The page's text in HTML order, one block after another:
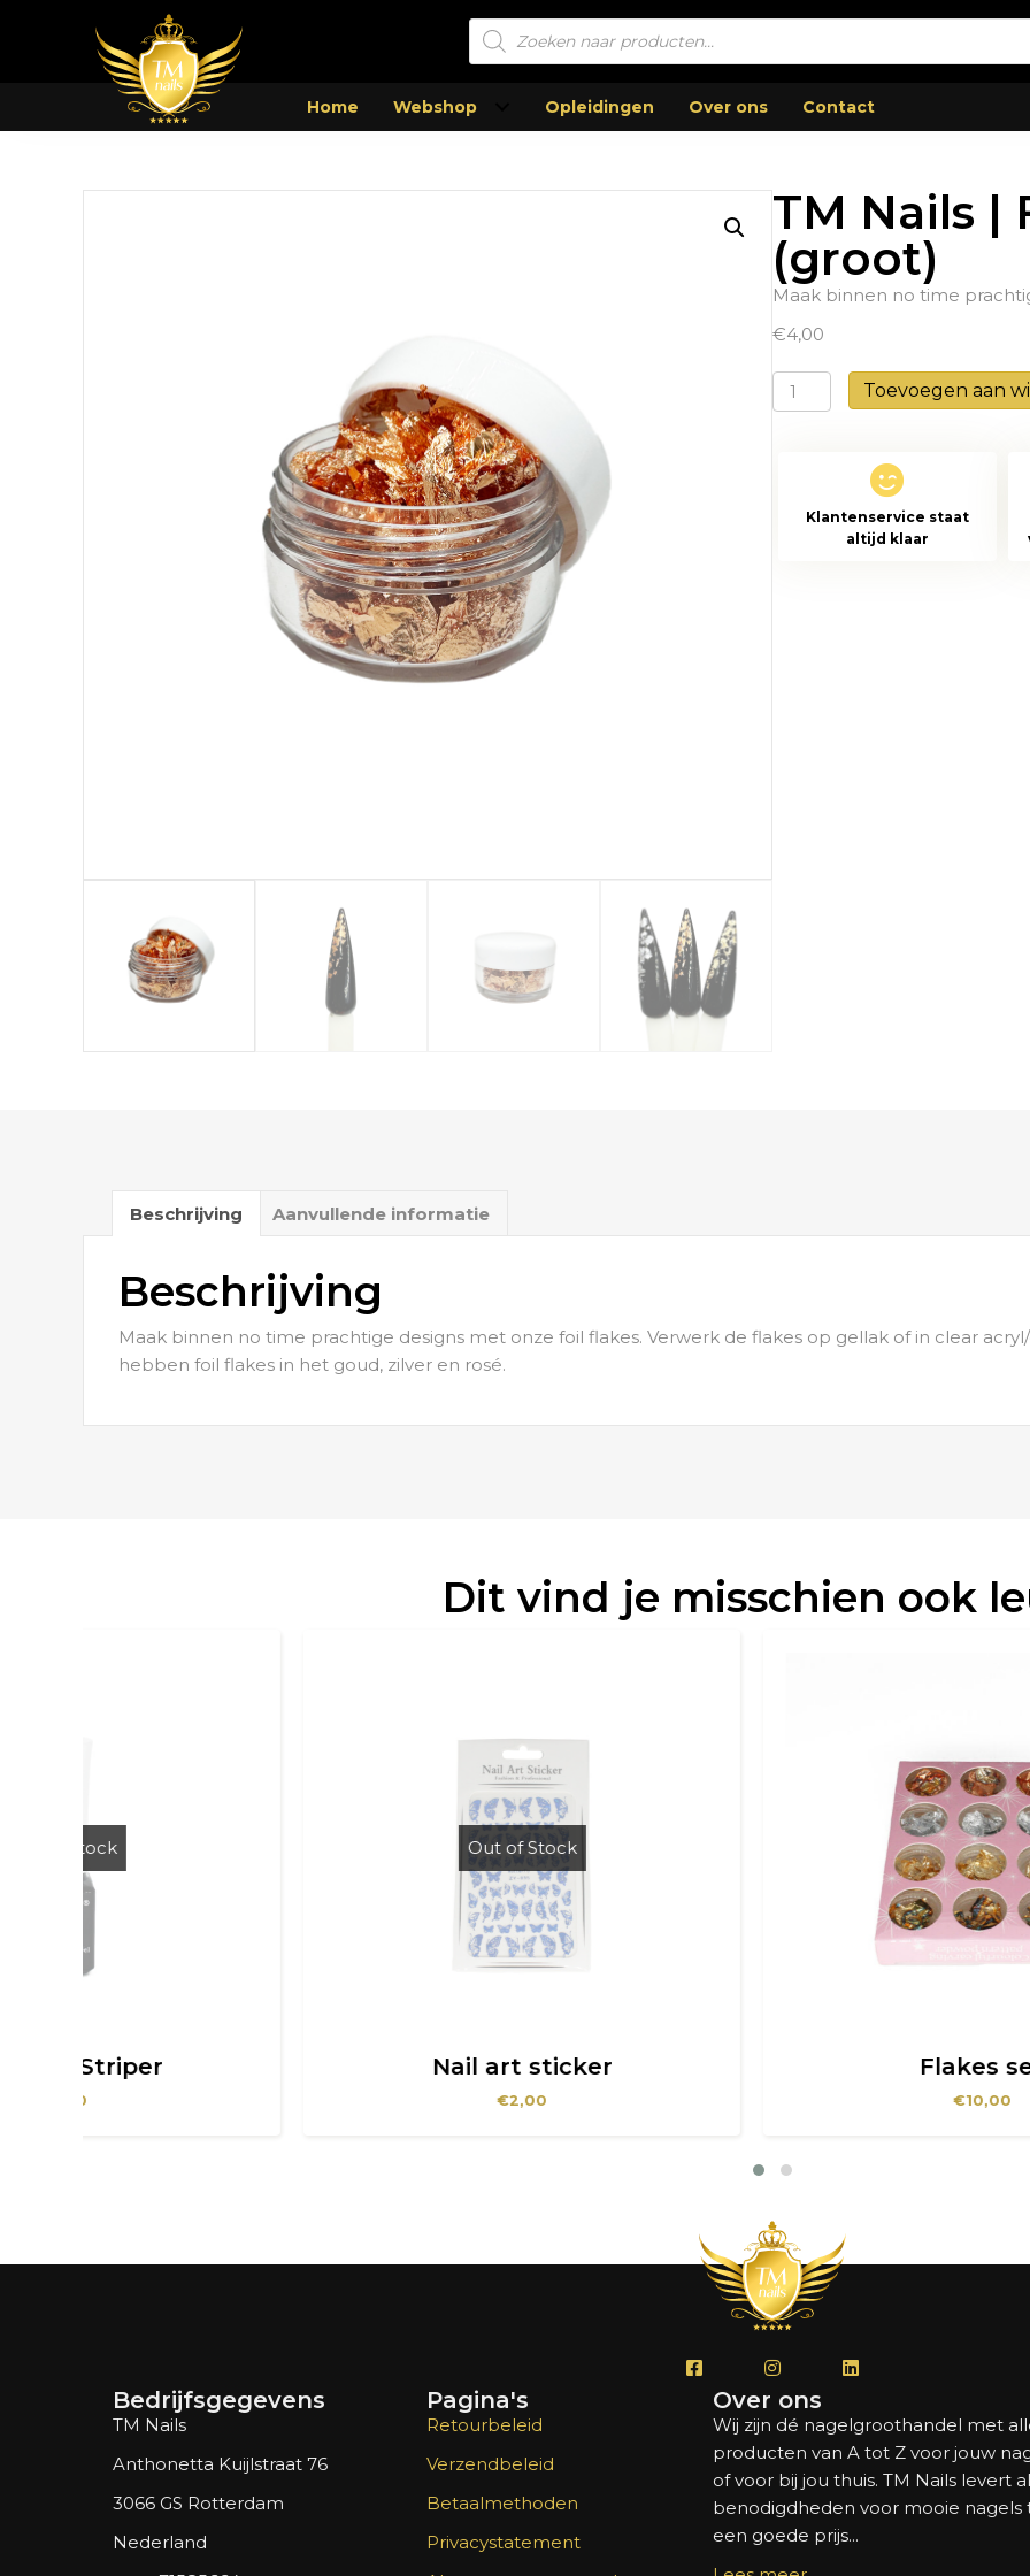
Producten
zoeken
Home Webshop Opleidingen Over ons Contact
TM Nails |
(groot)
Maak binnen no time
€4,00
TM
Nails
rosé
Toevoegen aan
Klantenservice staat
altijd klaar
Beschrijving Aanvullende informatie
Beschrijving
Maak binnen no time prachtige designs met onze foil flakes. Verwerk de flakes op gellak of in clear
hebben foil flakes in het goud, zilver en rosé.
Dit vind je misschien ook
Bedrijfsgegevens
TM Nails
Anthonetta Kuijlstraat 76
3066 GS Rotterdam
Nederland
Pagina's
Retourbeleid
Verzendbeleid
Betaalmethoden
Privacystatement
Over ons
Wij zijn dé nagelgroothandel met
producten van A tot Z voor jouw
of voor bij jou thuis. TM Nails levert
benodigdheden voor mooie nagels
een goede prijs...